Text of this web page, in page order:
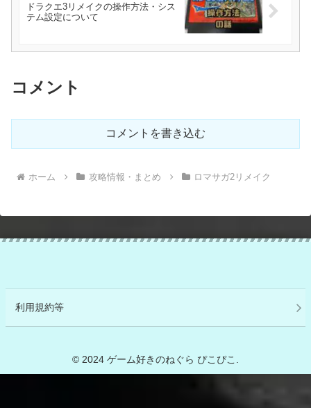
ドラクエ3リメイクの操作方法・シス
テム設定について
コメント
コメントを書き込む
ホーム 攻略情報・まとめ ロマサガ2リメイク
利用規約等
© 2024 ゲーム好きのねぐら ぴこぴこ.